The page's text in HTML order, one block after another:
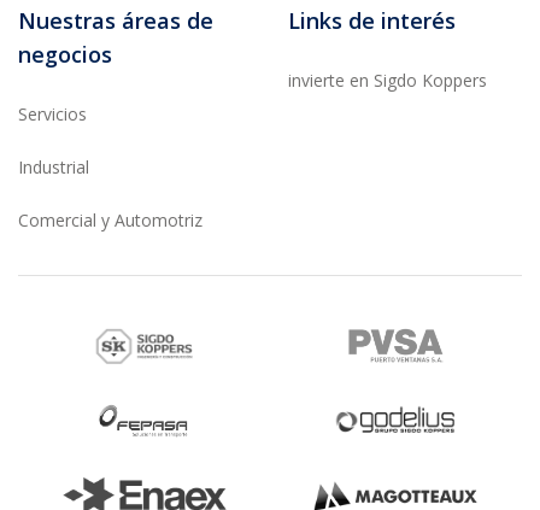
Nuestras áreas de
negocios
Servicios
Industrial
Comercial y Automotriz
Links de interés
invierte en Sigdo Koppers